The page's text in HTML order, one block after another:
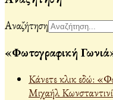
Αναζήτηση
«Φωτογραφική
Κάνετε κλικ εδώ:
Μιχαήλ